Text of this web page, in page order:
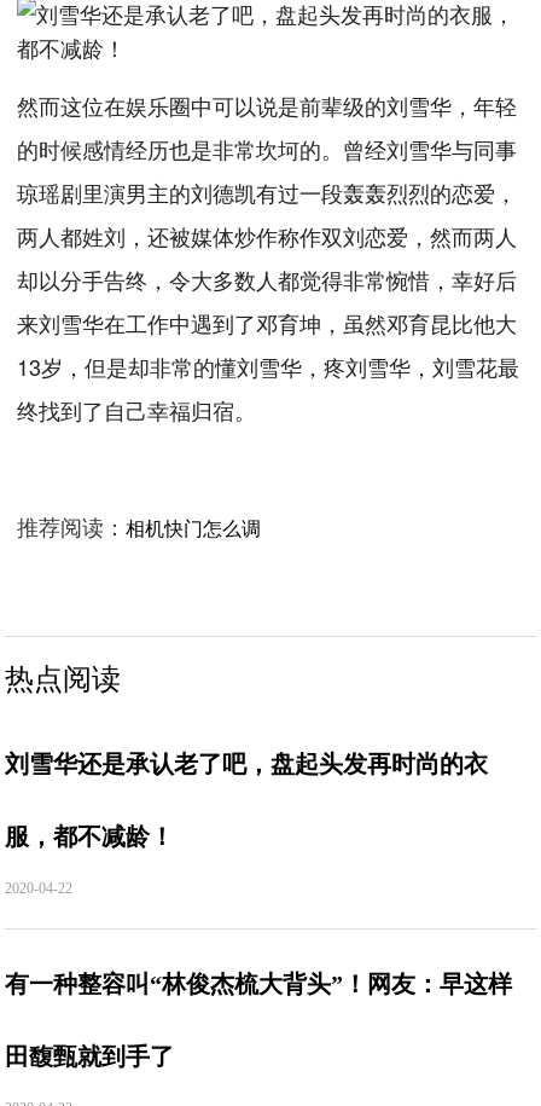
然而这位在娱乐圈中可以说是前辈级的刘雪华，年轻
的时候感情经历也是非常坎坷的。曾经刘雪华与同事
琼瑶剧里演男主的刘德凯有过一段轰轰烈烈的恋爱，
两人都姓刘，还被媒体炒作称作双刘恋爱，然而两人
却以分手告终，令大多数人都觉得非常惋惜，幸好后
来刘雪华在工作中遇到了邓育坤，虽然邓育昆比他大
13岁，但是却非常的懂刘雪华，疼刘雪华，刘雪花最
终找到了自己幸福归宿。
推荐阅读：相机快门怎么调
热点阅读
刘雪华还是承认老了吧，盘起头发再时尚的衣
服，都不减龄！
2020-04-22
有一种整容叫“林俊杰梳大背头”！网友：早这样
田馥甄就到手了